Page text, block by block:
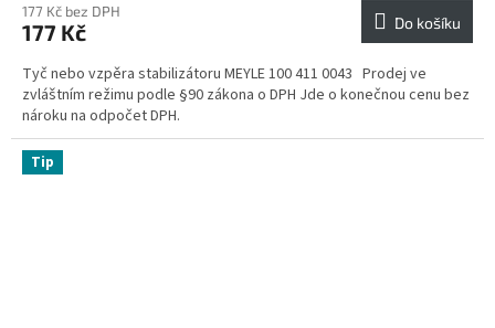
177 Kč bez DPH
177 Kč Do košíku
Tyč nebo vzpěra stabilizátoru MEYLE 100 411 0043 Prodej ve
zvláštním režimu podle §90 zákona o DPH Jde o konečnou cenu bez
nároku na odpočet DPH.
Tip